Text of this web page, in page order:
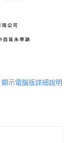
顯示電腦版詳細說明